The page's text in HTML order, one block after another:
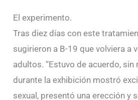
El experimento.
Tras diez días con este
sugirieron a B-19 que volviera a
adultos. “Estuvo de acuerdo, sin
durante la exhibición mostró
sexual, presentó una erección y